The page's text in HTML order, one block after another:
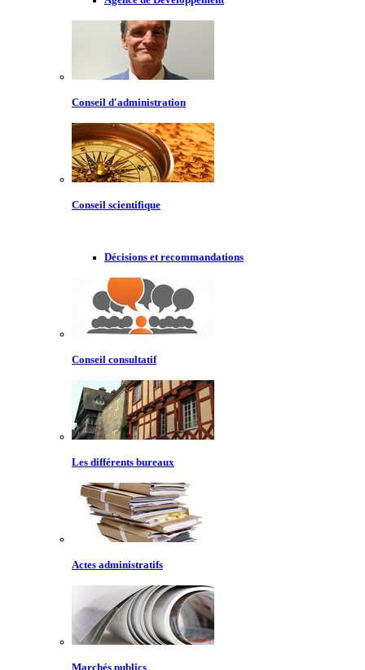
Conseil d'administration
Conseil scientifique
Décisions et recommandations
Conseil consultatif
Les différents bureaux
Actes administratifs